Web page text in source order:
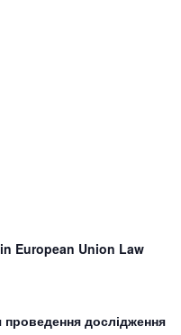
European Union Law
проведення дослідження